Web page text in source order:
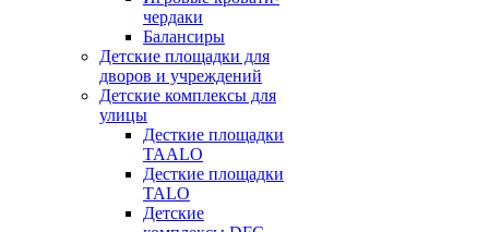
чердаки
Балансиры
Детские площадки для
дворов и учреждений
Детские комплексы для
улицы
Десткие площадки
TAALO
Десткие площадки
TALO
Детские